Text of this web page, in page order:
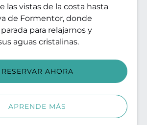
las vistas de la costa hasta
de Formentor, donde
para relajarnos y
aguas cristalinas.
RESERVAR AHORA
APRENDE MÁS